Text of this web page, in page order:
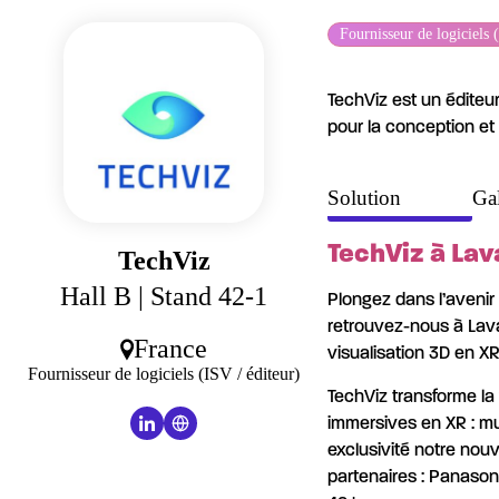
TechViz
Hall B | Stand 42-1
France
Fournisseur de logiciels (ISV / éditeur)
Fournisseur de logiciels
TechViz est un
pour la conception et
Solution
TechViz à
Plongez dans
retrouvez-nous à
visualisation 3D en
TechViz transforme
immersives en XR :
exclusivité notre
partenaires :